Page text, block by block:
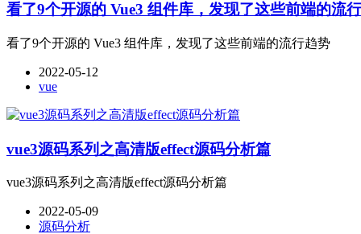
看了9个开源的 Vue3 组件库，发现了这些前端的流
看了9个开源的 Vue3 组件库，发现了这些前端的流行趋势
2022-05-12
vue
vue3源码系列之高清版effect源码分析篇
vue3源码系列之高清版effect源码分析篇
2022-05-09
源码分析